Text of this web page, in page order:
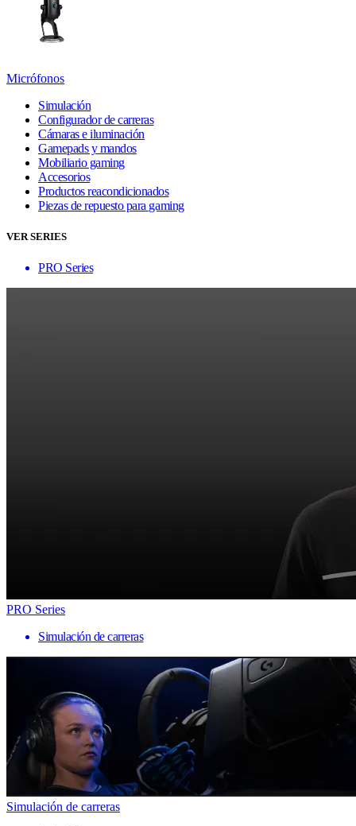
Micrófonos
Simulación
Configurador de carreras
Cámaras e iluminación
Gamepads y mandos
Mobiliario gaming
Accesorios
Productos reacondicionados
Piezas de repuesto para gaming
VER SERIES
PRO Series
PRO Series
Simulación de carreras
Simulación de carreras